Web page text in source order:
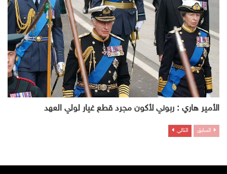
الأمير هاري : ربوني لأكون مجرد قطع غيار لولي العهد
السابق التالي